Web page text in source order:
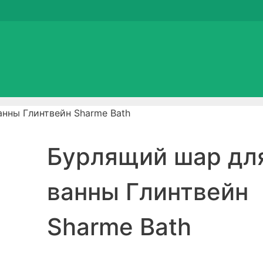
Глинтвейн Sharme Bath
Бурлящий шар
ванны Глинтвейн
Sharme Bath